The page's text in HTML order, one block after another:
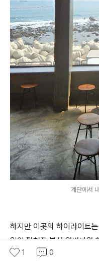
계단에서
하지만 이곳의 하이라이트
없이 펼쳐진 부산 앞바다와
1 0